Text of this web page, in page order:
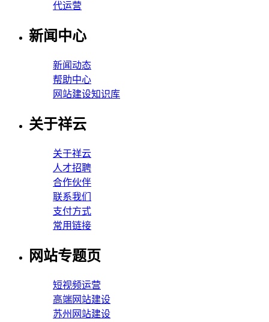
代运营
新闻中心
新闻动态
帮助中心
网站建设知识库
关于祥云
关于祥云
人才招聘
合作伙伴
联系我们
支付方式
常用链接
网站专题页
短视频运营
高端网站建设
苏州网站建设